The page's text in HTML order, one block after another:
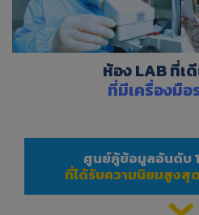
ห้อง LAB ที่เ
ที่มีเครื่องมือ
ศูนย์กู้ข้อมูลอันดับ
ที่ได้รับความนิยมสูงสุ